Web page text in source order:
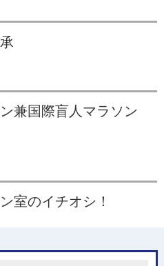
兼国際盲人マラソン
室のイチオシ！